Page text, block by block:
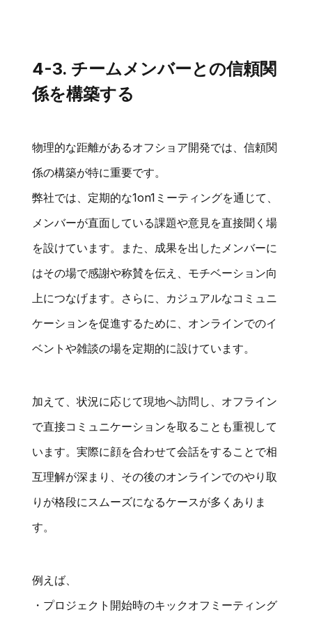
4-3. チームメンバーとの信頼関
係を構築する
物理的な距離があるオフショア開発では、信頼関
係の構築が特に重要です。
弊社では、定期的な1on1ミーティングを通じて、
メンバーが直面している課題や意見を直接聞く場
を設けています。また、成果を出したメンバーに
はその場で感謝や称賛を伝え、モチベーション向
上につなげます。さらに、カジュアルなコミュニ
ケーションを促進するために、オンラインでのイ
ベントや雑談の場を定期的に設けています。
加えて、状況に応じて現地へ訪問し、オフライン
で直接コミュニケーションを取ることも重視して
います。実際に顔を合わせて会話をすることで相
互理解が深まり、その後のオンラインでのやり取
りが格段にスムーズになるケースが多くありま
す。
例えば、
・プロジェクト開始時のキックオフミーティング